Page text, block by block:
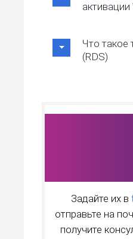
Что такое
(RDS)
Задайте их в
отправьте на
получите